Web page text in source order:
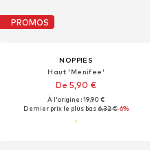
PROMOS
NOPPIES
Haut 'Menifee'
De 5,90 €
À l'origine : 19,90 €
Dernier prix le plus bas :6,32 €-6%